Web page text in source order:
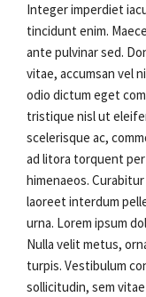
Integer imperdiet
tincidunt enim.
ante pulvinar sed.
vitae, accumsan vel
odio dictum eget
tristique nisl ut
scelerisque ac,
ad litora torquent
himenaeos.
laoreet interdum
urna. Lorem ipsum
Nulla velit metus,
turpis. Vestibulum
sollicitudin, sem